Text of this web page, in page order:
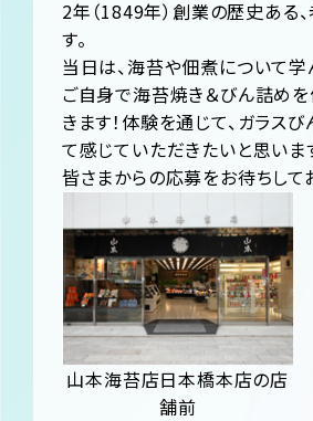
2年（1849年）創業の歴史ある
す。
当日は、海苔や佃煮について学
ご自身で海苔焼き＆びん詰め
きます！体験を通じて、ガラス
て感じていただきたいと思いま
皆さまからの応募をお待ちしてお
山本海苔店日本橋本店の店
舗前